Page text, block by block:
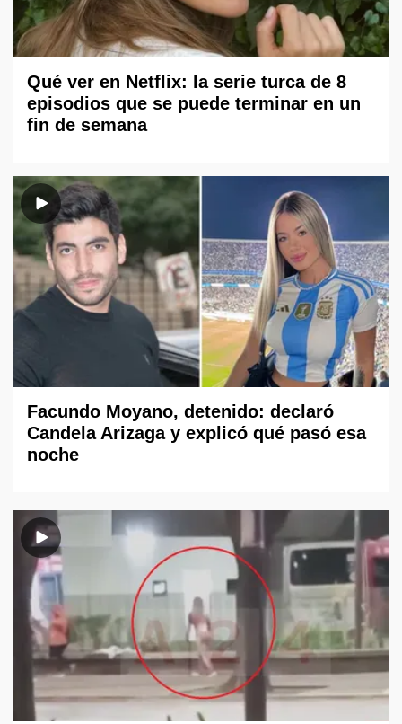
Qué ver en Netflix: la serie turca de 8
episodios que se puede terminar en un
fin de semana
Facundo Moyano, detenido: declaró
Candela Arizaga y explicó qué pasó esa
noche